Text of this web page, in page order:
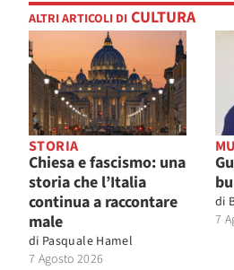
ALTRI ARTICOLI DI CULTURA
STORIA
Chiesa e fascismo: una
storia che l’Italia
continua a raccontare
male
di Pasquale Hamel
7 Agosto 2026
di
7